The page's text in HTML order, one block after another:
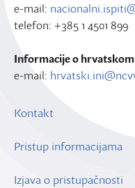
e-mail:
telefon: +385 1 4501 899
Informacije o
e-mail:
Kontakt
Pristup informacijama
Izjava o pristupačnosti